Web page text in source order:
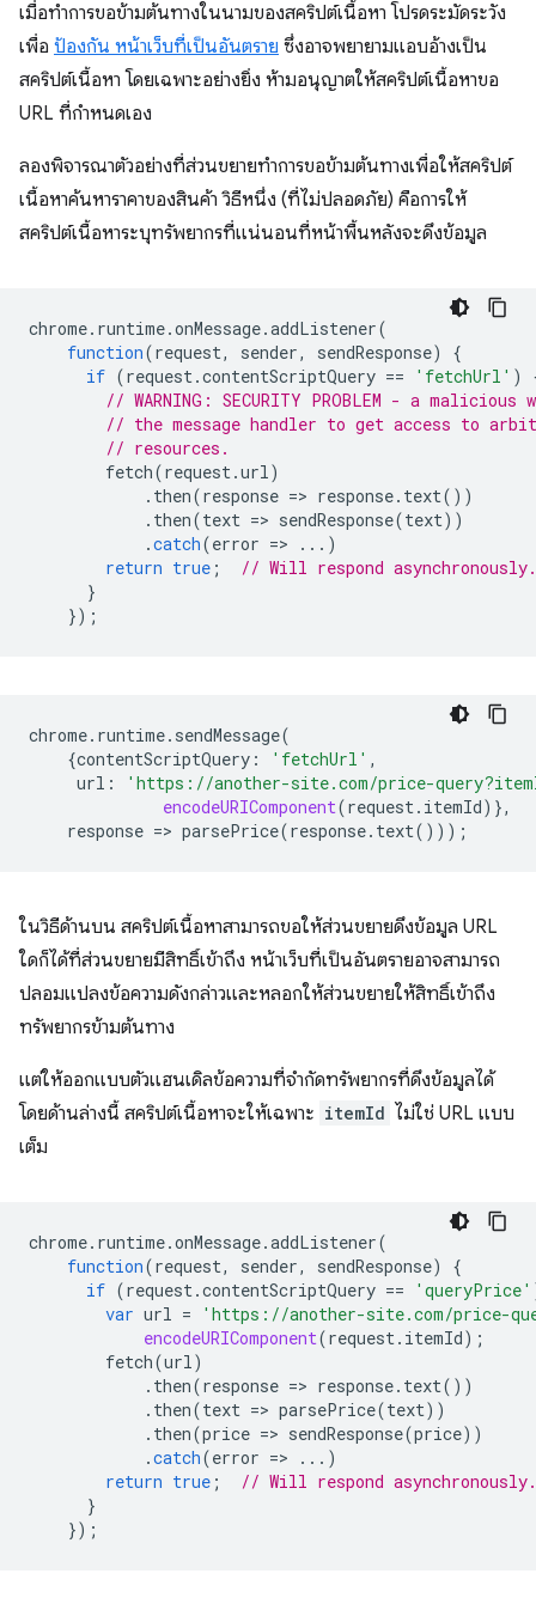
เมื่อทำการขอข้ามต้นทางในนามของสคริปต์เนื้อหา โปรดระมัดระวัง
เพื่อ ป้องกัน หน้าเว็บที่เป็นอันตราย ซึ่งอาจพยายามแอบอ้างเป็น
สคริปต์เนื้อหา โดยเฉพาะอย่างยิ่ง ห้ามอนุญาตให้สคริปต์เนื้อหาขอ
URL ที่กำหนดเอง
ลองพิจารณาตัวอย่างที่ส่วนขยายทำการขอข้ามต้นทางเพื่อให้สคริปต์
เนื้อหาค้นหาราคาของสินค้า วิธีหนึ่ง (ที่ไม่ปลอดภัย) คือการให้
สคริปต์เนื้อหาระบุทรัพยากรที่แน่นอนที่หน้าพื้นหลังจะดึงข้อมูล
chrome. runtime.onMessage.addListener(
function(request, sender, sendResponse)
{
if (request.contentScriptQuery == 'fetchUrl' )
// WARNING: SECURITY PROBLEM - a malicious
// the message handler to get access to
// resources.
fetch(request.url)
. then(response => response. text())
. then(text => sendResponse(text))
.catch(error =>
...)
return true ;
// Will respond asynchronously.
}
});
chrome. runtime. sendMessage(
{contentScriptQuery : 'fetchUrl' ,
url :
'https://another-site.com/price-
encodeURIComponent(request. itemId)},
response => parsePrice(response. text()));
ในวิธีด้านบน สคริปต์เนื้อหาสามารถขอให้ส่วนขยายดึงข้อมูล URL
ใดก็ได้ที่ส่วนขยายมีสิทธิ์เข้าถึง หน้าเว็บที่เป็นอันตรายอาจสามารถ
ปลอมแปลงข้อความดังกล่าวและหลอกให้ส่วนขยายให้สิทธิ์เข้าถึง
ทรัพยากรข้ามต้นทาง
แต่ให้ออกแบบตัวแฮนเดิลข้อความที่จำกัดทรัพยากรที่ดึงข้อมูลได้
โดยด้านล่างนี้ สคริปต์เนื้อหาจะให้เฉพาะ itemId ไม่ใช่ URL แบบ
เต็ม
chrome. runtime.onMessage.addListener(
function(request, sender, sendResponse)
{
if (request.contentScriptQuery == 'queryPrice'
var url =
'https://another-site.com/price-
encodeURIComponent(request. itemId);
fetch(url)
. then(response => response. text())
. then(text => parsePrice(text))
. then(price => sendResponse(price))
.catch(error =>
...)
return true ;
// Will respond asynchronously.
}
});